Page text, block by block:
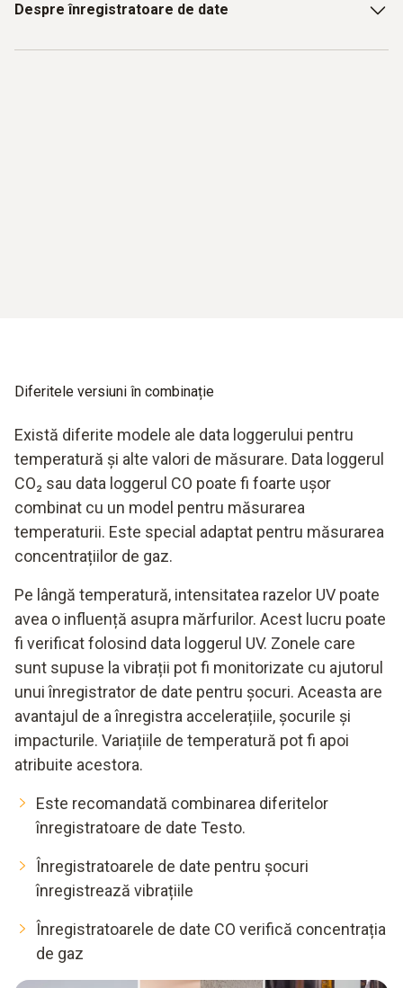
Despre înregistratoare de date
Diferitele versiuni în combinație
Există diferite modele ale data loggerului pentru
temperatură și alte valori de măsurare. Data loggerul
CO₂ sau data loggerul CO poate fi foarte ușor
combinat cu un model pentru măsurarea
temperaturii. Este special adaptat pentru măsurarea
concentrațiilor de gaz.
Pe lângă temperatură, intensitatea razelor UV poate
avea o influență asupra mărfurilor. Acest lucru poate
fi verificat folosind data loggerul UV. Zonele care
sunt supuse la vibrații pot fi monitorizate cu ajutorul
unui înregistrator de date pentru șocuri. Aceasta are
avantajul de a înregistra accelerațiile, șocurile și
impacturile. Variațiile de temperatură pot fi apoi
atribuite acestora.
Este recomandată combinarea diferitelor
înregistratoare de date Testo.
Înregistratoarele de date pentru șocuri
înregistrează vibrațiile
Înregistratoarele de date CO verifică concentrația
de gaz